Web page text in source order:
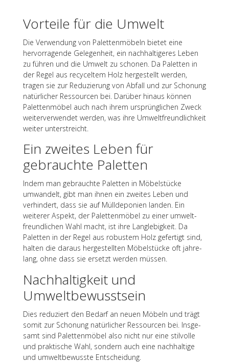
Vorteile für die Umwelt
Die Verwen­dung von Palet­ten­mö­beln bietet eine
hervor­ra­gende Gele­gen­heit, ein nach­hal­ti­ge­res Leben
zu führen und die Umwelt zu scho­nen. Da Palet­ten in
der Regel aus recy­cel­tem Holz herge­stellt werden,
tragen sie zur Redu­zie­rung von Abfall und zur Scho­nung
natür­li­cher Ressour­cen bei. Darüber hinaus können
Palet­ten­mö­bel auch nach ihrem ursprüng­li­chen Zweck
weiter­ver­wen­det werden, was ihre Umwelt­freund­lich­keit
weiter unterstreicht.
Ein zwei­tes Leben für
gebrauchte Paletten
Indem man gebrauchte Palet­ten in Möbel­stü­cke
umwan­delt, gibt man ihnen ein zwei­tes Leben und
verhin­dert, dass sie auf Müll­de­po­nien landen. Ein
weite­rer Aspekt, der Palet­ten­mö­bel zu einer umwelt­
freund­li­chen Wahl macht, ist ihre Lang­le­big­keit. Da
Palet­ten in der Regel aus robus­tem Holz gefer­tigt sind,
halten die daraus herge­stell­ten Möbel­stü­cke oft jahre­
lang, ohne dass sie ersetzt werden müssen.
Nach­hal­tig­keit und
Umweltbewusstsein
Dies redu­ziert den Bedarf an neuen Möbeln und trägt
somit zur Scho­nung natür­li­cher Ressour­cen bei. Insge­
samt sind Palet­ten­mö­bel also nicht nur eine stil­volle
und prak­ti­sche Wahl, sondern auch eine nach­hal­tige
und umwelt­be­wusste Entscheidung.